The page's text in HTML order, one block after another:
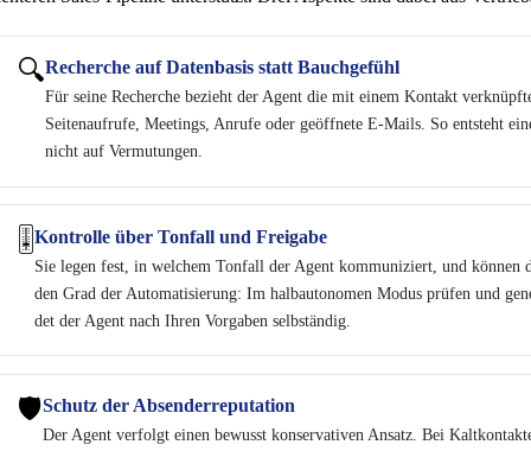
🔍Recher­che auf Daten­ba­sis statt Bauchgefühl
Für sei­ne Recher­che bezieht der Agent die mit einem Kon­takt
Sei­ten­auf­ru­fe, Mee­tings, Anru­fe oder geöff­ne­te E‑Mails. So ent­steht
nicht auf Vermutungen.
🎚️Kon­trol­le über Ton­fall und Freigabe
Sie legen fest, in wel­chem Ton­fall der Agent kom­mu­ni­ziert, und kön­nen
den Grad der Auto­ma­ti­sie­rung: Im halb­au­to­no­men Modus prü­fen und
det der Agent nach Ihren Vor­ga­ben selbständig.
🛡️Schutz der Absenderreputation
Der Agent ver­folgt einen bewusst kon­ser­va­ti­ven Ansatz. Bei